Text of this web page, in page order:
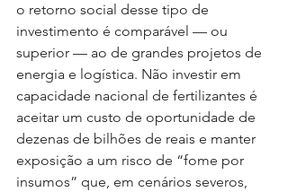
o retorno social desse tipo de
investimento é comparável — ou
superior — ao de grandes projetos de
energia e logística. Não investir em
capacidade nacional de fertilizantes é
aceitar um custo de oportunidade de
dezenas de bilhões de reais e manter
exposição a um risco de “fome por
insumos” que, em cenários severos,